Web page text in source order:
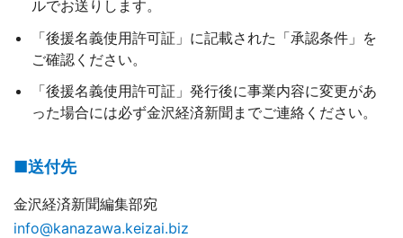
ルでお送りします。
「後援名義使用許可証」に記載された「承認条件」を
ご確認ください。
「後援名義使用許可証」発行後に事業内容に変更があ
った場合には必ず金沢経済新聞までご連絡ください。
■送付先
金沢経済新聞編集部宛
info@kanazawa.keizai.biz